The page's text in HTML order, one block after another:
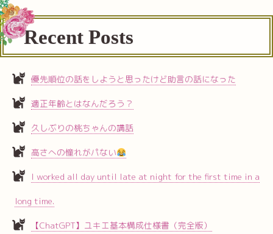
Recent Posts
優先順位の話をしようと思ったけど助言の話になった
適正年齢とはなんだろう？
久しぶりの桃ちゃんの講話
高さへの憧れがパない
I worked all day until late at night for the first time in a
long time.
【ChatGPT】ユキエ基本構成仕様書（完全版）